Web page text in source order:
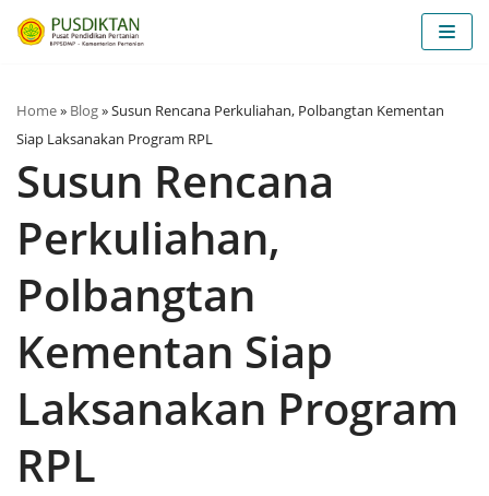
Lompat
ke
Home» Blog»Susun Rencana Perkuliahan, Polbangtan Kementan
Siap Laksanakan Program RPL
Susun Rencana
Perkuliahan,
Polbangtan
Kementan Siap
Laksanakan Program
RPL